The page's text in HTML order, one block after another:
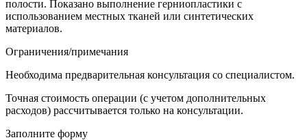
полости. Показано выполнение герниопластики с
использованием местных тканей или синтетических
материалов.
Ограничения/примечания
Необходима предварительная консультация со специалистом.
Точная стоимость операции (с учетом дополнительных
расходов) рассчитывается только на консультации.
Заполните форму